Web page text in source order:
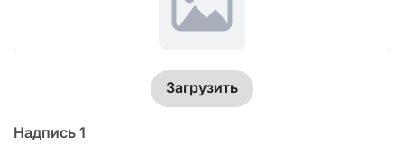
Загрузить
Надпись 1